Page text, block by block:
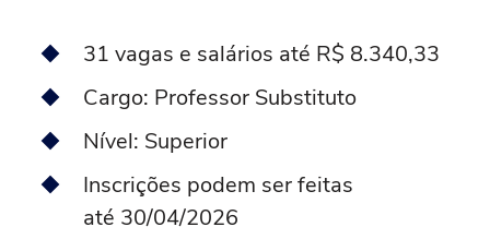
31 vagas e salários até R$ 8.340,33
Cargo: Professor Substituto
Nível: Superior
Inscrições podem ser feitas
até 30/04/2026